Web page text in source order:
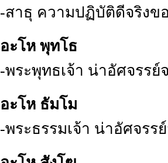
-สาธุ ความปฏิบัติดีจริงข
อะโห พุทโธ
-พระพุทธเจ้า น่าอัศจรรย์
อะโห ธัมโม
-พระธรรมเจ้า น่าอัศจรร